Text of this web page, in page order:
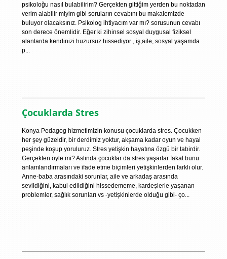
psikoloğu nasıl bulabilirim? Gerçekten gittiğim yerden bu noktadan
verim alabilir miyim gibi soruların cevabını bu makalemizde
buluyor olacaksınız. Psikolog ihtiyacım var mı? sorusunun cevabı
son derece önemlidir. Eğer ki zihinsel sosyal duygusal fiziksel
alanlarda kendinizi huzursuz hissediyor , iş,aile, sosyal yaşamda
p...
Çocuklarda Stres
Konya Pedagog hizmetimizin konusu çocuklarda stres. Çocukken
her şey güzeldir, bir derdimiz yoktur, akşama kadar oyun ve hayal
peşinde koşup yoruluruz. Stres yetişkin hayatına özgü bir tabirdir.
Gerçekten öyle mi? Aslında çocuklar da stres yaşarlar fakat bunu
anlamlandırmaları ve ifade etme biçimleri yetişkinlerden farklı olur.
Anne-baba arasındaki sorunlar, aile ve arkadaş arasında
sevildiğini, kabul edildiğini hissedememe, kardeşlerle yaşanan
problemler, sağlık sorunları vs -yetişkinlerde olduğu gibi- ço...